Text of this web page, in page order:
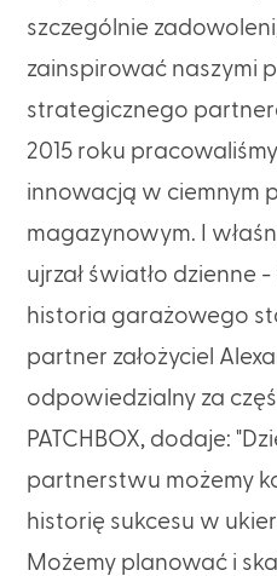
szczególnie
zainspirować naszymi
strategicznego
2015 roku
innowacją w ciemnym
magazynowym. I
ujrzał światło dzienne
historia garażowego
partner założyciel
odpowiedzialny za
PATCHBOX, dodaje:
partnerstwu możemy
historię sukcesu w
Możemy planować i